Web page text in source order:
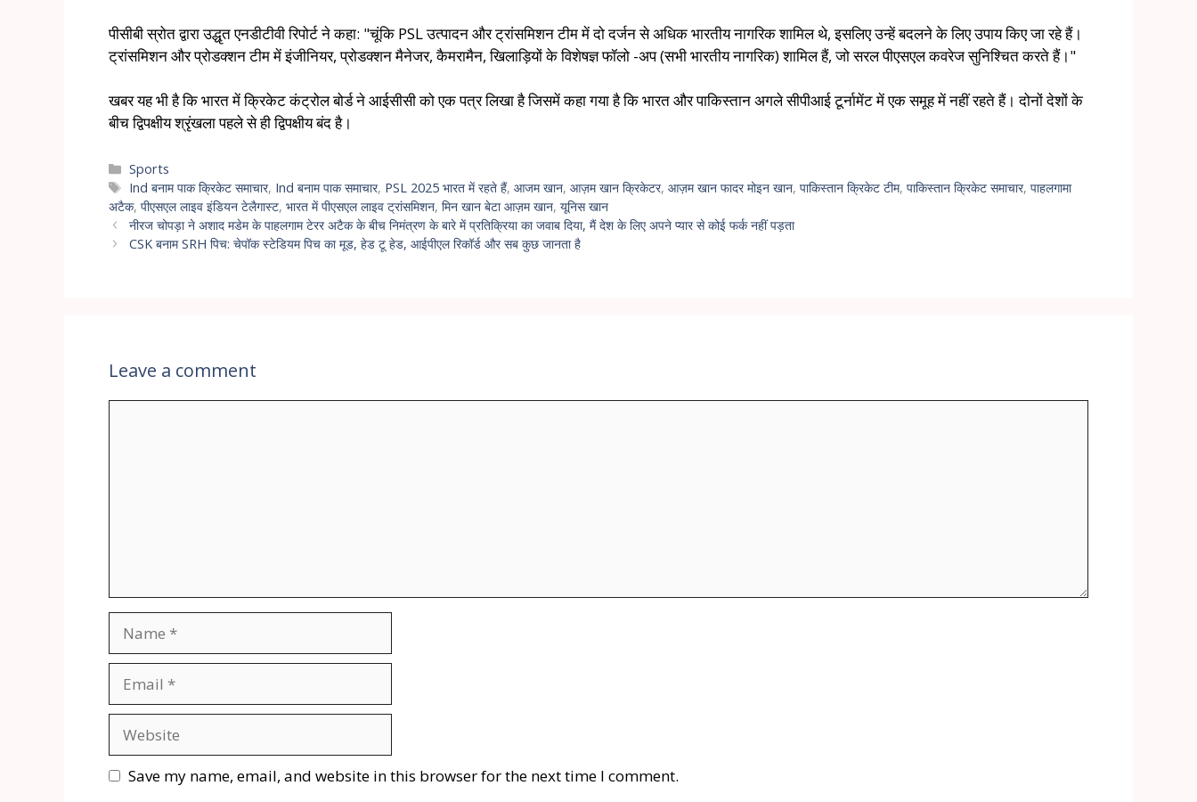
पीसीबी स्रोत द्वारा उद्धृत एनडीटीवी रिपोर्ट ने कहा: "चूंकि PSL उत्पादन और ट्रांसमिशन टीम में दो दर्जन से अधिक भारतीय नागरिक शामिल थे, इसलिए उन्हें बदलने के लिए उपाय किए जा रहे हैं।
ट्रांसमिशन और प्रोडक्शन टीम में इंजीनियर, प्रोडक्शन मैनेजर, कैमरामैन, खिलाड़ियों के विशेषज्ञ फॉलो -अप (सभी भारतीय नागरिक) शामिल हैं, जो सरल पीएसएल कवरेज सुनिश्चित करते हैं।"
खबर यह भी है कि भारत में क्रिकेट कंट्रोल बोर्ड ने आईसीसी को एक पत्र लिखा है जिसमें कहा गया है कि भारत और पाकिस्तान अगले सीपीआई टूर्नामेंट में एक समूह में नहीं रहते हैं। दोनों देशों के
बीच द्विपक्षीय श्रृंखला पहले से ही द्विपक्षीय बंद है।
Sports
Ind बनाम पाक क्रिकेट समाचार, Ind बनाम पाक समाचार, PSL 2025 भारत में रहते हैं,आजम खान,आज़म खान क्रिकेटर,आज़म खान फादर मोइन खान,पाकिस्तान क्रिकेट टीम,पाकिस्तान क्रिकेट समाचार,पाहलगामा
अटैक, पीएसएल लाइव इंडियन टेलैगास्ट, भारत में पीएसएल लाइव ट्रांसमिशन, मिन खान बेटा आज़म खान, यूनिस खान
नीरज चोपड़ा ने अशाद मडेम के पाहलगाम टेरर अटैक के बीच निमंत्रण के बारे में प्रतिक्रिया का जवाब दिया, मैं देश के लिए अपने प्यार से कोई फर्क नहीं पड़ता
CSK बनाम SRH पिच: चेपॉक स्टेडियम पिच का मूड, हेड टू हेड, आईपीएल रिकॉर्ड और सब कुछ जानता है
Leave a comment
Save my name, email, and website in this browser for the next time I comment.